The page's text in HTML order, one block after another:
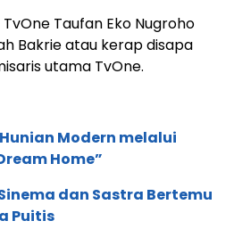
Taufan Eko Nugroho
Bakrie atau kerap disapa
utama TvOne.
Modern melalui
Home”
Sinema dan Sastra Bertemu
Puitis